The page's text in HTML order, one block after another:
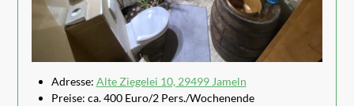
Adresse: Alte Ziegelei 10, 29499 Jameln
Preise: ca. 400 Euro/2 Pers./Wochenende